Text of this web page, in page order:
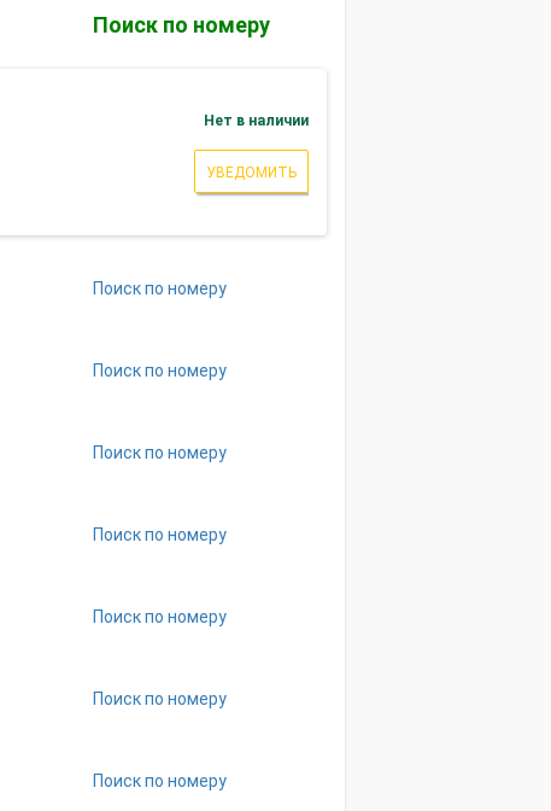
Поиск по номеру
Нет в наличии
УВЕДОМИТЬ
Поиск по номеру
Поиск по номеру
Поиск по номеру
Поиск по номеру
Поиск по номеру
Поиск по номеру
Поиск по номеру